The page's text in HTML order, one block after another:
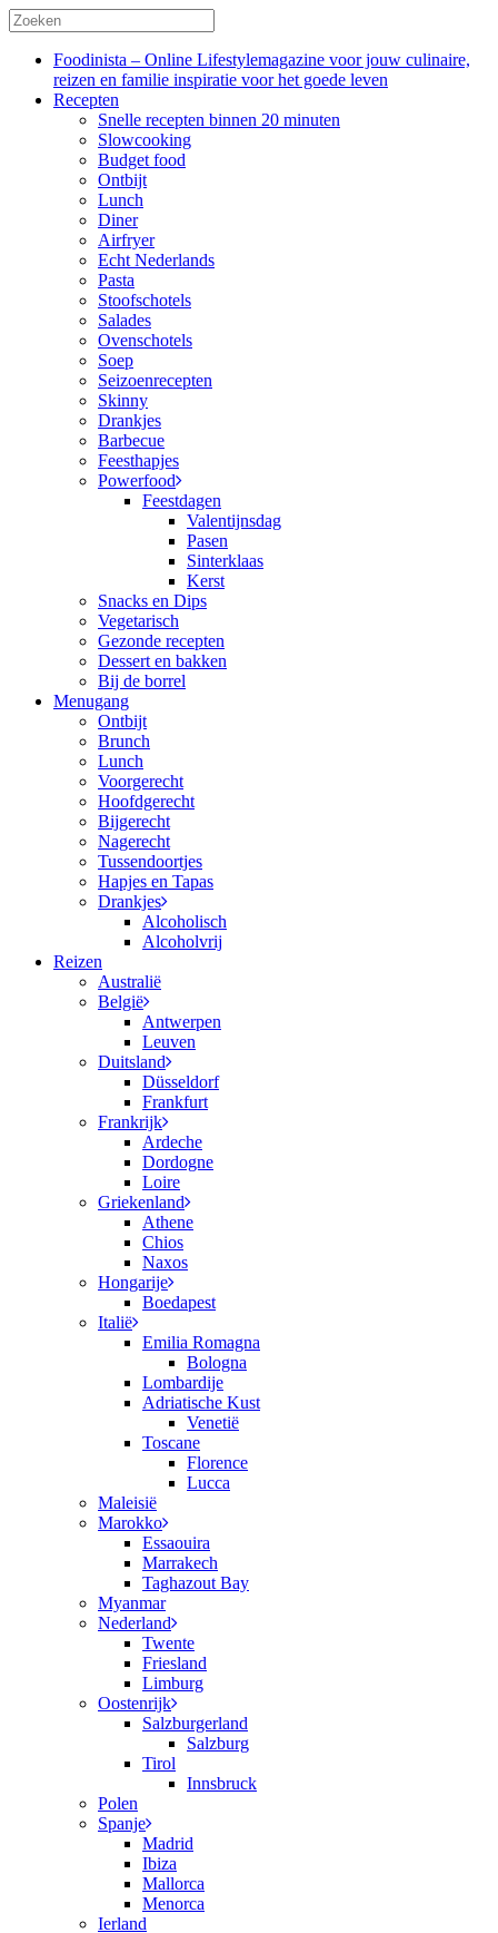
Foodinista – Online Lifestylemagazine voor jouw culinaire,
reizen en familie inspiratie voor het goede leven
Recepten
Snelle recepten binnen 20 minuten
Slowcooking
Budget food
Ontbijt
Lunch
Diner
Airfryer
Echt Nederlands
Pasta
Stoofschotels
Salades
Ovenschotels
Soep
Seizoenrecepten
Skinny
Drankjes
Barbecue
Feesthapjes
Powerfood
Feestdagen
Valentijnsdag
Pasen
Sinterklaas
Kerst
Snacks en Dips
Vegetarisch
Gezonde recepten
Dessert en bakken
Bij de borrel
Menugang
Ontbijt
Brunch
Lunch
Voorgerecht
Hoofdgerecht
Bijgerecht
Nagerecht
Tussendoortjes
Hapjes en Tapas
Drankjes
Alcoholisch
Alcoholvrij
Reizen
Australië
België
Antwerpen
Leuven
Duitsland
Düsseldorf
Frankfurt
Frankrijk
Ardeche
Dordogne
Loire
Griekenland
Athene
Chios
Naxos
Hongarije
Boedapest
Italië
Emilia Romagna
Bologna
Lombardije
Adriatische Kust
Venetië
Toscane
Florence
Lucca
Maleisië
Marokko
Essaouira
Marrakech
Taghazout Bay
Myanmar
Nederland
Twente
Friesland
Limburg
Oostenrijk
Salzburgerland
Salzburg
Tirol
Innsbruck
Polen
Spanje
Madrid
Ibiza
Mallorca
Menorca
Ierland